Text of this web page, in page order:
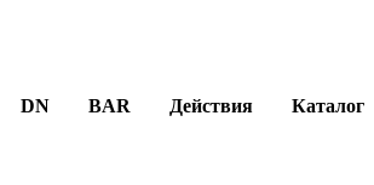
DN BAR Действия Каталог